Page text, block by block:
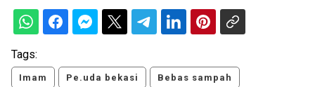
Tags:
Imam Pe.uda bekasi Bebas sampah